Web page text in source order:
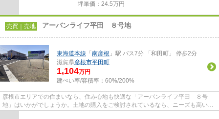
坪単価：24.5万円
売買｜売地 アーバンライフ平田 ８号地
東海道本線 「 南彦根 」駅 バス7分 「和田町」 停歩2分
滋賀県彦根市平田町
1,104万円
建ぺい率/容積率： 60%/200%
彦根市エリアでの住まいなら、住み心地も快適な「アーバンライフ平田 ８号
地」はいかがでしょうか。土地の購入をご検討されているなら、ニーズも高いこ